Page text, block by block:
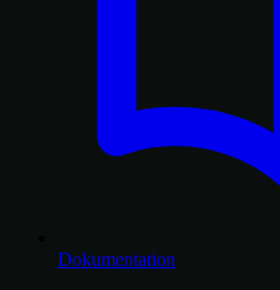
Dokumentation